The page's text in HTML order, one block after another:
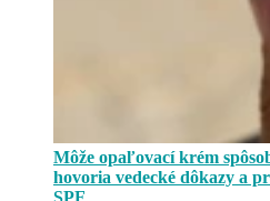
Môže opaľovací krém
hovoria vedecké dôkazy a